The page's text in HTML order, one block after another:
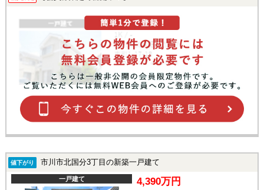
値下がり 市川市北国分3丁目の新築一戸建て
一戸建て 4,390万円